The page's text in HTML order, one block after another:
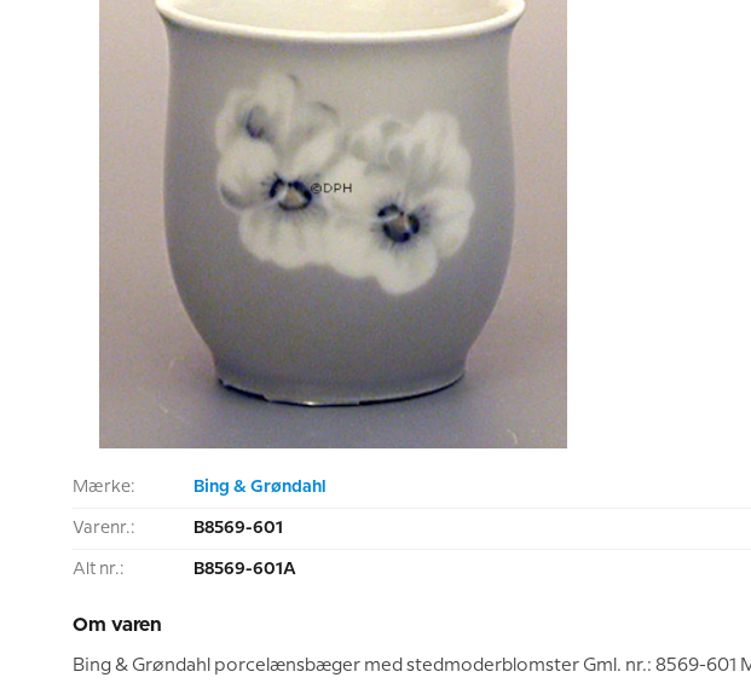
Mærke: Bing & Grøndahl
Varenr.: B8569-601
Alt nr.: B8569-601A
Om varen
Bing & Grøndahl porcelænsbæger med stedmoderblomster Gml. nr.: 8569-601